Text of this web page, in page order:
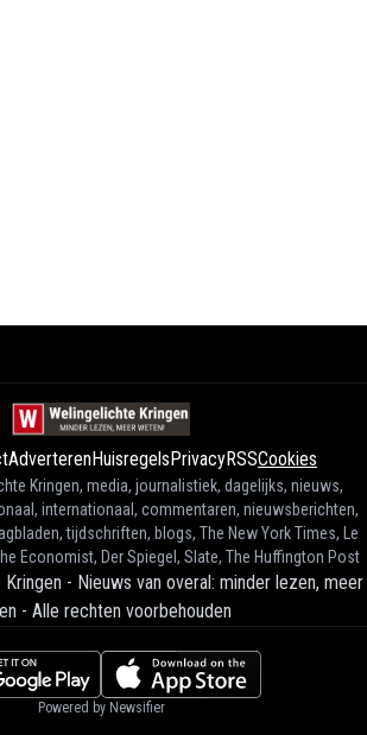
AdverterenHuisregelsPrivacyRSSCookies
Kringen, media, journalistiek, dagelijks, nieuws,
internationaal, commentaren, nieuwsberichten,
tijdschriften, blogs, The New York Times, Le
Economist, Der Spiegel, Slate, The Huffington Post
- Nieuws van overal: minder lezen, meer
- Alle rechten voorbehouden
Powered by Newsifier